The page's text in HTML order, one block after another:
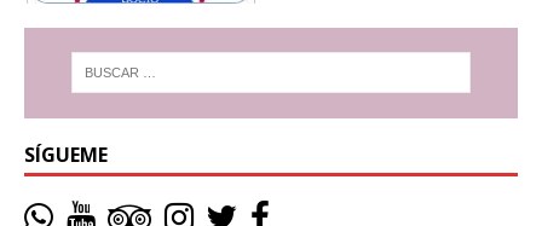
SÍGUEME